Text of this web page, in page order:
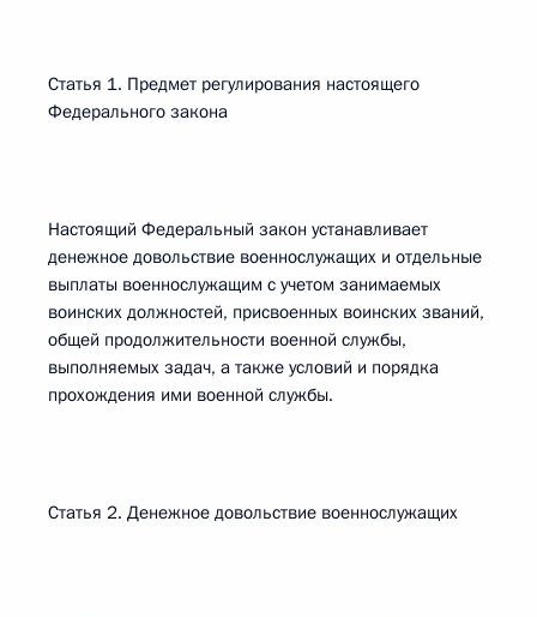
Статья 1. Предмет регулирования настоящего
Федерального закона
Настоящий Федеральный закон устанавливает
денежное довольствие военнослужащих и отдельные
выплаты военнослужащим с учетом занимаемых
воинских должностей, присвоенных воинских званий,
общей продолжительности военной службы,
выполняемых задач, а также условий и порядка
прохождения ими военной службы.
Статья 2. Денежное довольствие военнослужащих